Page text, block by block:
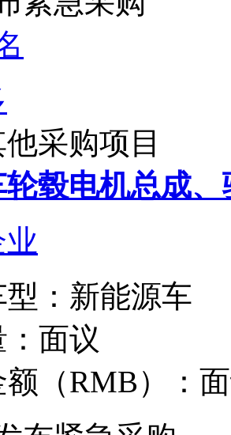
采购项目
毂电机总成
： 新能源车
面议
（RMB）：